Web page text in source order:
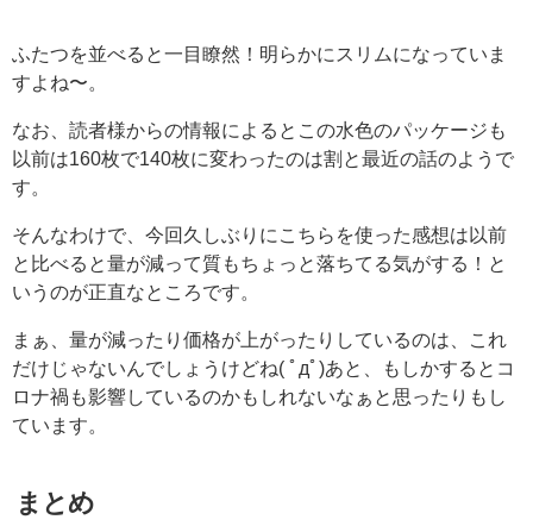
ふたつを並べると一目瞭然！明らかにスリムになっていま
すよね〜。
なお、読者様からの情報によるとこの水色のパッケージも
以前は160枚で140枚に変わったのは割と最近の話のようで
す。
そんなわけで、今回久しぶりにこちらを使った感想は以前
と比べると量が減って質もちょっと落ちてる気がする！と
いうのが正直なところです。
まぁ、量が減ったり価格が上がったりしているのは、これ
だけじゃないんでしょうけどね( ﾟдﾟ)あと、もしかするとコ
ロナ禍も影響しているのかもしれないなぁと思ったりもし
ています。
まとめ